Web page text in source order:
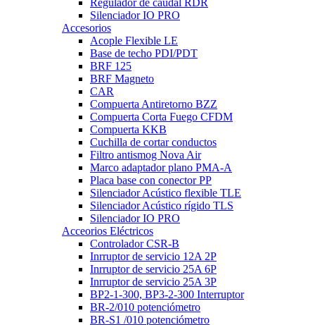
Silenciador IO PRO
Accesorios
Acople Flexible LE
Base de techo PDI/PDT
BRF 125
BRF Magneto
CAR
Compuerta Antiretorno BZZ
Compuerta Corta Fuego CFDM
Compuerta KKB
Cuchilla de cortar conductos
Filtro antismog Nova Air
Marco adaptador plano PMA-A
Placa base con conector PP
Silenciador Acústico flexible TLE
Silenciador Acústico rígido TLS
Silenciador IO PRO
Acceorios Eléctricos
Controlador CSR-B
Inrruptor de servicio 12A 2P
Inrruptor de servicio 25A 6P
Inrruptor de servicio 25A 3P
BP2-1-300, BP3-2-300 Interruptor
BR-2/010 potenciómetro
BR-S1 /010 potenciómetro